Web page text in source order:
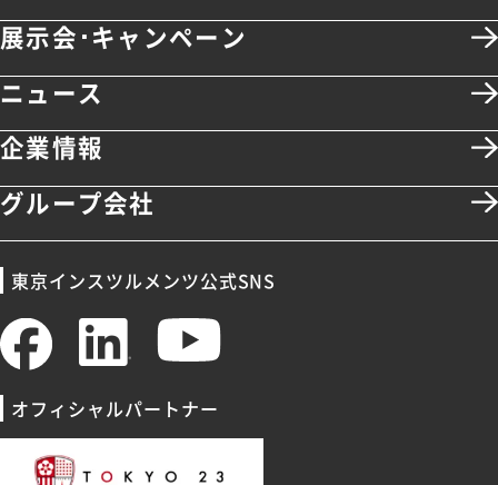
展示会･キャンペーン
ニュース
企業情報
グループ会社
東京インスツルメンツ公式SNS
オフィシャルパートナー